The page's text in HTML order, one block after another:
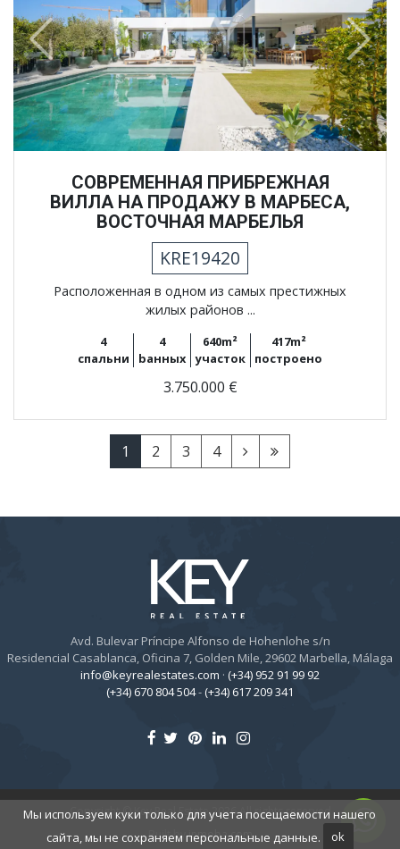
Previous Next
СОВРЕМЕННАЯ ПРИБРЕЖНАЯ
ВИЛЛА НА ПРОДАЖУ В МАРБЕСА,
ВОСТОЧНАЯ МАРБЕЛЬЯ
KRE19420
Расположенная в одном из самых престижных
жилых районов ...
4
спальни
4
bанных
640m²
участок
417m²
построено
3.750.000 €
1 2 3 4
Avd. Bulevar Príncipe Alfonso de Hohenlohe s/n
Residencial Casablanca, Oficina 7, Golden Mile, 29602 Marbella, Málaga
info@keyrealestates.com · (+34) 952 91 99 92
(+34) 670 804 504-(+34) 617 209 341
Copyright © Key Real Estate 2026 All rights reserved
Built byinmoba.com
Мы используем куки только для учета посещаемости нашего
сайта, мы не сохраняем персональные данные.
ok